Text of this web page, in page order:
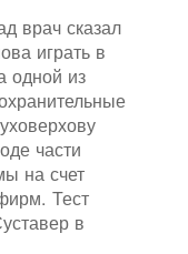
врач сказал
играть в
одной из
части
на счет
Тест
в